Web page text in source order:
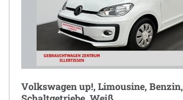
Volkswagen up!, Limousine, Benzin,